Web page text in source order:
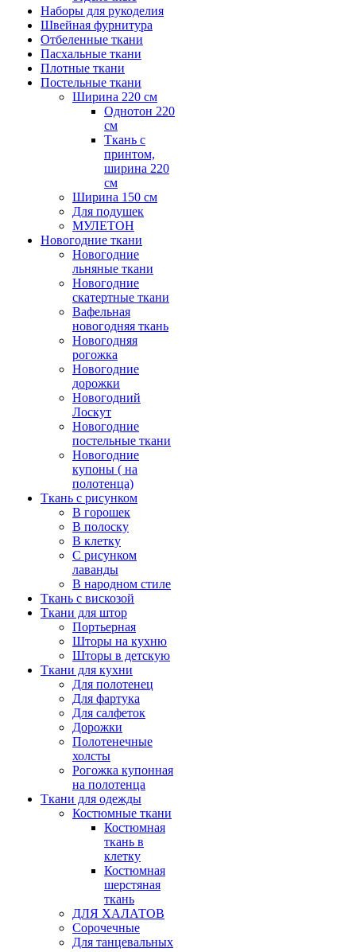
Наборы для рукоделия
Швейная фурнитура
Отбеленные ткани
Пасхальные ткани
Плотные ткани
Постельные ткани
Ширина 220 см
Однотон 220
см
Ткань с
принтом,
ширина 220
см
Ширина 150 см
Для подушек
МУЛЕТОН
Новогодние ткани
Новогодние
льняные ткани
Новогодние
скатертные ткани
Вафельная
новогодняя ткань
Новогодняя
рогожка
Новогодние
дорожки
Новогодний
Лоскут
Новогодние
постельные ткани
Новогодние
купоны ( на
полотенца)
Ткань с рисунком
В горошек
В полоску
В клетку
С рисунком
лаванды
В народном стиле
Ткань с вискозой
Ткани для штор
Портьерная
Шторы на кухню
Шторы в детскую
Ткани для кухни
Для полотенец
Для фартука
Для салфеток
Дорожки
Полотенечные
холсты
Рогожка купонная
на полотенца
Ткани для одежды
Костюмные ткани
Костюмная
ткань в
клетку
Костюмная
шерстяная
ткань
ДЛЯ ХАЛАТОВ
Сорочечные
Для танцевальных